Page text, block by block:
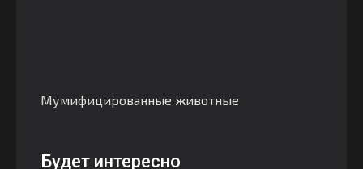
Мумифицированные животные
Будет интересно